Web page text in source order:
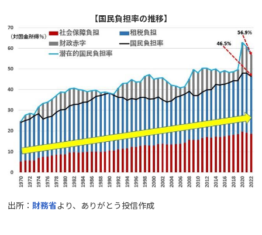
【国民負担率の推移】
出所： 財務省より、ありがとう投信作成